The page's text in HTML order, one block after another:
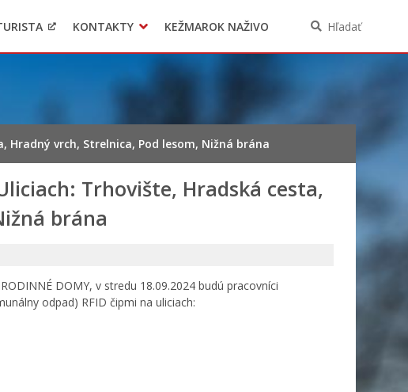
KONTAKTY KEŽMAROK NAŽIVO Hľadať
Hradný vrch, Strelnica, Pod lesom, Nižná brána
Trhovište, Hradská cesta,
brána
DOMY, v stredu 18.09.2024 budú pracovníci
odpad) RFID čipmi na uliciach: